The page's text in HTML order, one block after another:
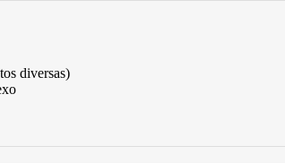
diversas)